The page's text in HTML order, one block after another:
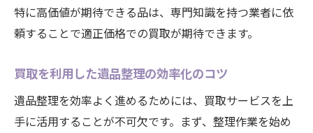
特に高価値が期待できる品は、専門知識を持つ業者に依
頼することで適正価格での買取が期待できます。
買取を利用した遺品整理の効率化のコツ
遺品整理を効率よく進めるためには、買取サービスを上
手に活用することが不可欠です。まず、整理作業を始め